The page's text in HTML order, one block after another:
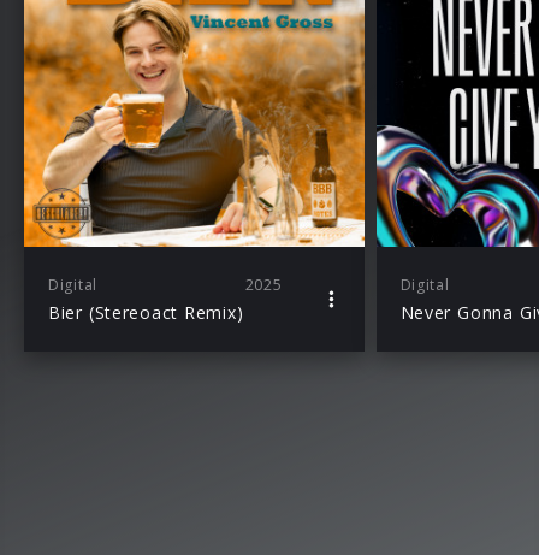
Digital 2025
Bier (Stereoact Remix)
Digital